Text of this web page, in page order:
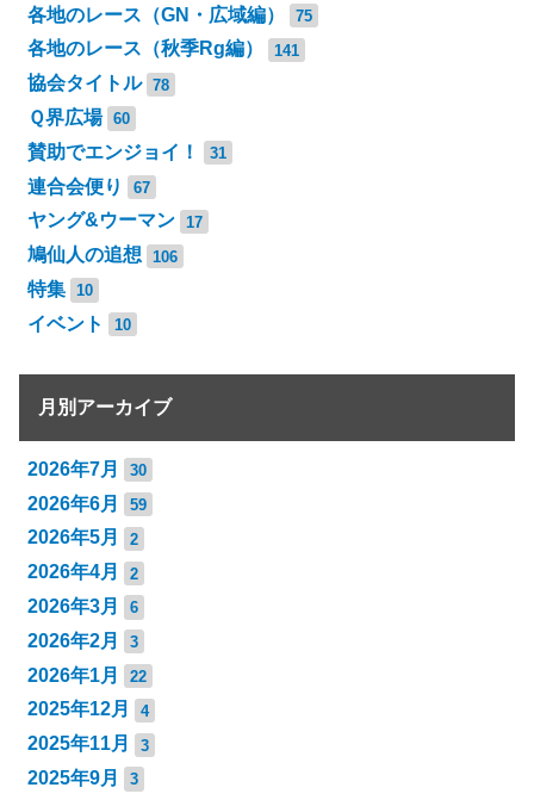
各地のレース（GN・広域編） 75
各地のレース（秋季Rg編） 141
協会タイトル 78
Ｑ界広場 60
賛助でエンジョイ！ 31
連合会便り 67
ヤング&ウーマン 17
鳩仙人の追想 106
特集 10
イベント 10
月別アーカイブ
2026年7月 30
2026年6月 59
2026年5月 2
2026年4月 2
2026年3月 6
2026年2月 3
2026年1月 22
2025年12月 4
2025年11月 3
2025年9月 3